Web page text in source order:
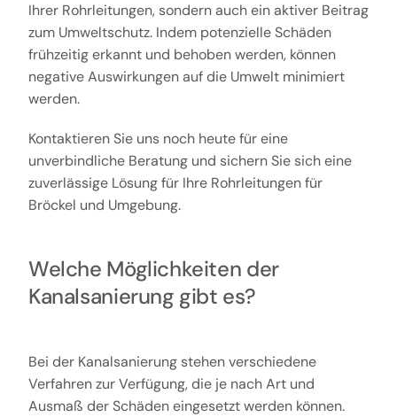
Ihrer Rohrleitungen, sondern auch ein aktiver Beitrag
zum Umweltschutz. Indem potenzielle Schäden
frühzeitig erkannt und behoben werden, können
negative Auswirkungen auf die Umwelt minimiert
werden.
Kontaktieren Sie uns noch heute für eine
unverbindliche Beratung und sichern Sie sich eine
zuverlässige Lösung für Ihre Rohrleitungen für
Bröckel und Umgebung.
Welche Möglichkeiten der
Kanalsanierung gibt es?
Bei der Kanalsanierung stehen verschiedene
Verfahren zur Verfügung, die je nach Art und
Ausmaß der Schäden eingesetzt werden können.